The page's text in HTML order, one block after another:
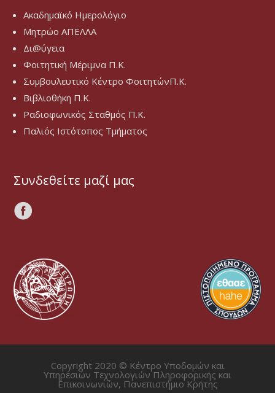
Ακαδημαϊκό Ημερολόγιο
Μητρώο ΑΠΕΛΛΑ
Δι@ύγεια
Φοιτητική Μέριμνα Π.Κ.
Συμβουλευτικό Κέντρο ΦοιτητώνΠ.Κ.
Βιβλιοθήκη Π.Κ.
Ραδιοφωνικός Σταθμός Π.Κ.
Παλιός Ιστότοπος Τμήματος
Συνδεθείτε μαζί μας
Copyright 2020 © Κέντρο Υποδομών και
Υπηρεσιών Τεχνολογιών Πληροφορικής και
Επικοινωνιών, Πανεπιστήμιο Κρήτης